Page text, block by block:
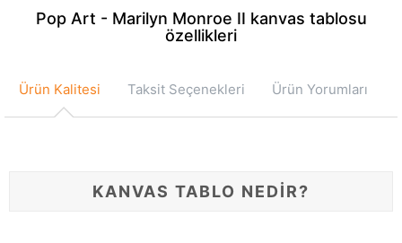
Pop Art - Marilyn Monroe II kanvas tablosu
özellikleri
Ürün Kalitesi Taksit Seçenekleri Ürün Yorumları
KANVAS TABLO NEDİR?